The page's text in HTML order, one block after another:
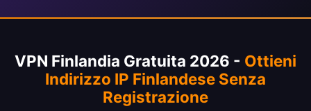
VPN Finlandia Gratuita 2026 - Ottieni
Indirizzo IP Finlandese Senza
Registrazione